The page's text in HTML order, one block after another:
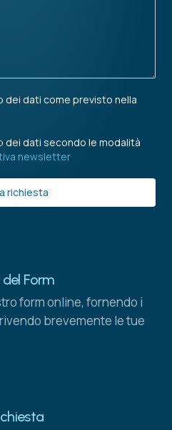
dati come previsto nella
dati secondo le modalità
newsletter
richiesta
Form
form online, fornendo i
brevemente le tue